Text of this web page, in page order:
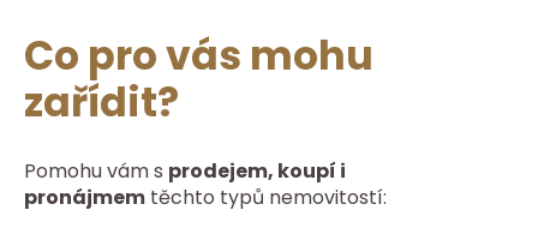
Co pro vás mohu
zařídit?
Pomohu vám s prodejem, koupí i
pronájmem těchto typů nemovitostí: